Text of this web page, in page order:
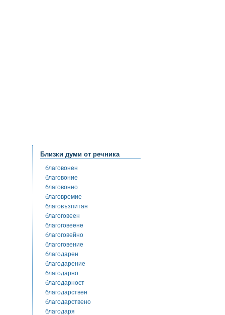
Близки думи от речника
благовонен
благовоние
благовонно
благовремие
благовъзпитан
благоговеен
благоговеене
благоговейно
благоговение
благодарен
благодарение
благодарно
благодарност
благодарствен
благодарствено
благодаря